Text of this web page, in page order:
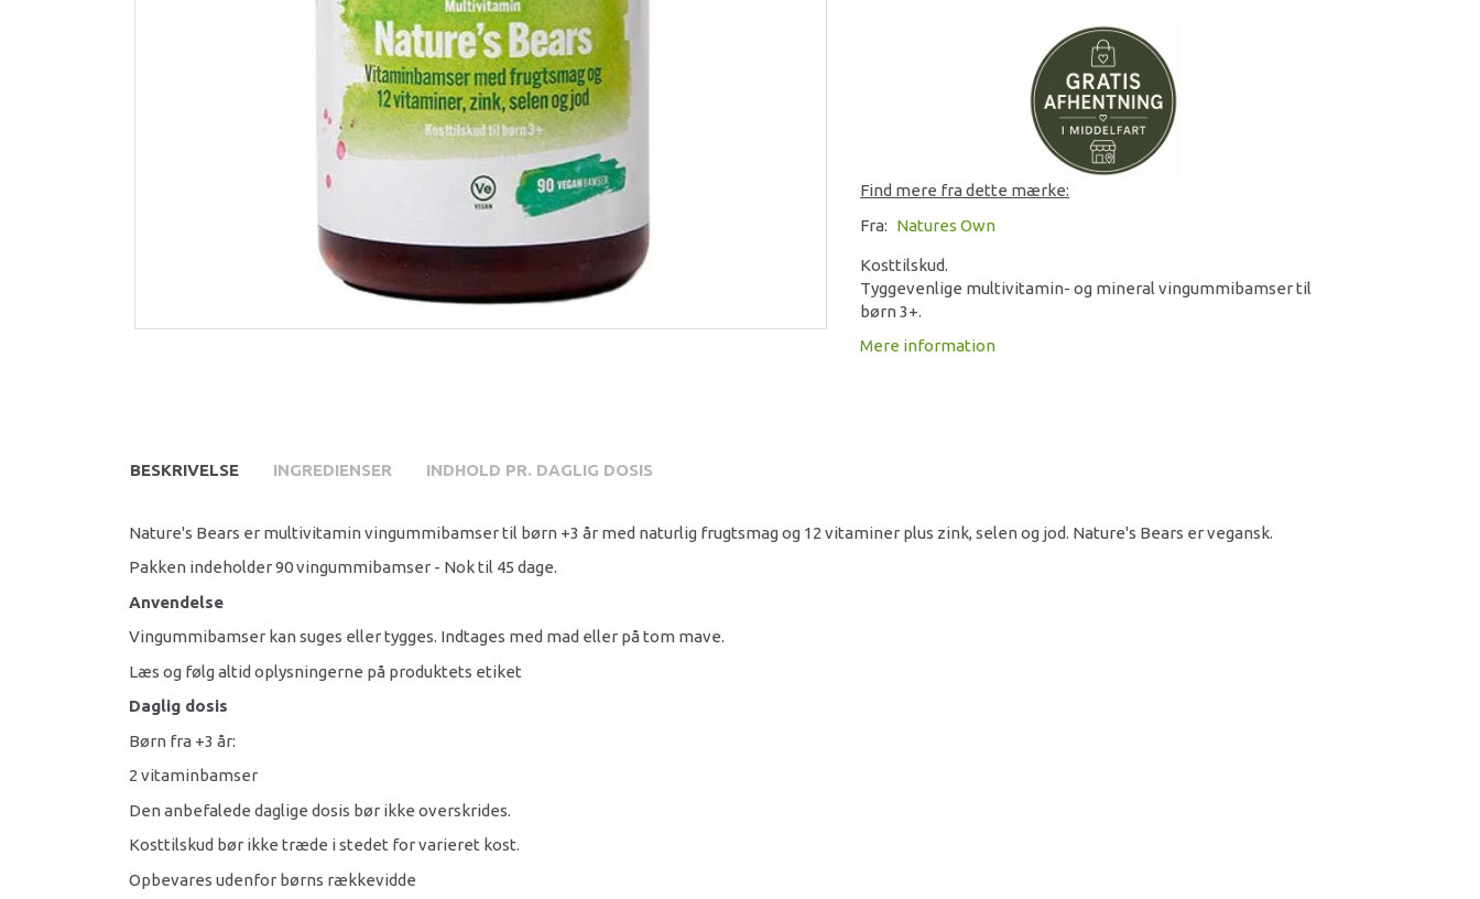
Find mere fra dette mærke:
Fra: Natures Own
Kosttilskud.
Tyggevenlige multivitamin- og mineral vingummibamser til
børn 3+.
Mere information
BESKRIVELSE INGREDIENSER INDHOLD PR. DAGLIG DOSIS
Nature's Bears er multivitamin vingummibamser til børn +3 år med naturlig frugtsmag og 12 vitaminer plus zink, selen og jod. Nature's Bears er vegansk.
Pakken indeholder 90 vingummibamser - Nok til 45 dage.
Anvendelse
Vingummibamser kan suges eller tygges. Indtages med mad eller på tom mave.
Læs og følg altid oplysningerne på produktets etiket
Daglig dosis
Børn fra +3 år:
2 vitaminbamser
Den anbefalede daglige dosis bør ikke overskrides.
Kosttilskud bør ikke træde i stedet for varieret kost.
Opbevares udenfor børns rækkevidde